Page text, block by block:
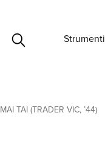
Strumenti
MAI TAI (TRADER VIC, ’44)